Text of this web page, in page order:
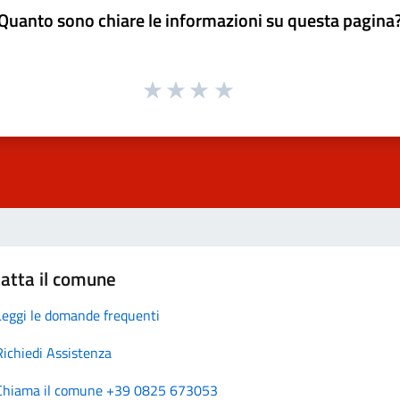
sono chiare le informazioni su questa
il comune
le domande frequenti
Assistenza
il comune +39 0825 673053